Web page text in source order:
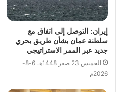
إيران: التوصل إلى اتفاق مع
سلطنة عمان بشأن طريق بحري
جديد عبر الممر الاستراتيجي
الخميس 23 صفر 1448هـ 6-8-
2026م